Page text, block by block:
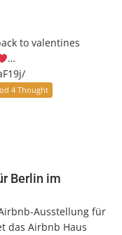
to valentines
…
4 Thought
Berlin im
Ausstellung für
das Airbnb Haus